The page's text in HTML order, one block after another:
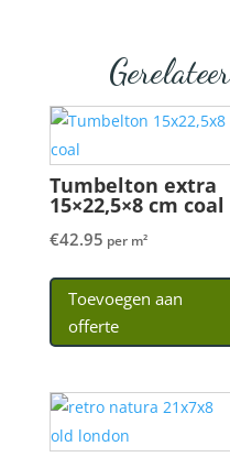
Tumbelton extra
15×22,5×8 cm coal
€42.95 per m²
Toevoegen aan
offerte